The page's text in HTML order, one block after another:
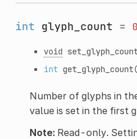
int glyph_count = 0
void
int get_glyph_count
Number of glyphs in
value is set in the first
Note:Read-only.